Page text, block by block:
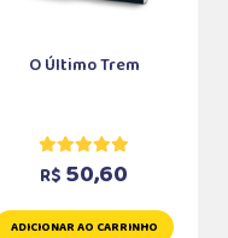
O Último Trem
R$ 50,60
ADICIONAR AO CARRINHO